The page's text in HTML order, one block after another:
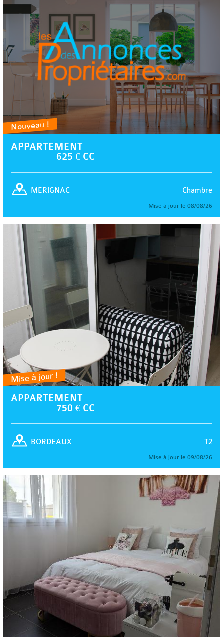
Nouveau !
APPARTEMENT
625 € CC
Chambre
MERIGNAC
Mise à jour le 08/08/26
Mise à jour !
APPARTEMENT
750 € CC
T2
BORDEAUX
Mise à jour le 09/08/26